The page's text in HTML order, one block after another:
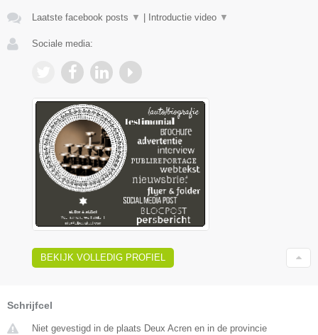
Laatste facebook posts ▼ Introductie video ▼
Sociale media:
BEKIJK VOLLEDIG PROFIEL
Schrijfcel
Niet gevestigd in de plaats Deux Acren en in de provincie